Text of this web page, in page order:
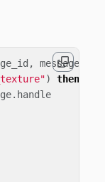
, message
)
then
. handle